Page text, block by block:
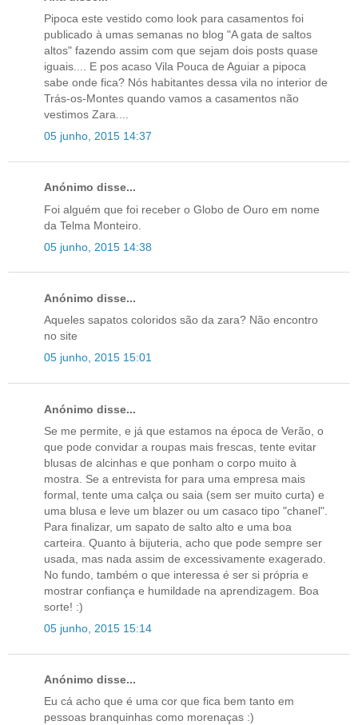
Pipoca este vestido como look para casamentos foi
publicado à umas semanas no blog "A gata de saltos
altos" fazendo assim com que sejam dois posts quase
iguais.... E pos acaso Vila Pouca de Aguiar a pipoca
sabe onde fica? Nós habitantes dessa vila no interior de
Trás-os-Montes quando vamos a casamentos não
vestimos Zara....
05 junho, 2015 14:37
Anónimo disse...
Foi alguém que foi receber o Globo de Ouro em nome
da Telma Monteiro.
05 junho, 2015 14:38
Anónimo disse...
Aqueles sapatos coloridos são da zara? Não encontro
no site
05 junho, 2015 15:01
Anónimo disse...
Se me permite, e já que estamos na época de Verão, o
que pode convidar a roupas mais frescas, tente evitar
blusas de alcinhas e que ponham o corpo muito à
mostra. Se a entrevista for para uma empresa mais
formal, tente uma calça ou saia (sem ser muito curta) e
uma blusa e leve um blazer ou um casaco tipo "chanel".
Para finalizar, um sapato de salto alto e uma boa
carteira. Quanto à bijuteria, acho que pode sempre ser
usada, mas nada assim de excessivamente exagerado.
No fundo, também o que interessa é ser si própria e
mostrar confiança e humildade na aprendizagem. Boa
sorte! :)
05 junho, 2015 15:14
Anónimo disse...
Eu cá acho que é uma cor que fica bem tanto em
pessoas branquinhas como morenaças :)